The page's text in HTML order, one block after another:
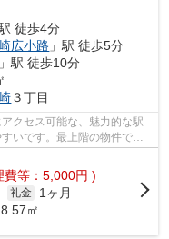
徒歩4分
広小路 」駅 徒歩5分
」駅 徒歩10分
３丁目
クセス可能な、魅力的な駅
いです。最上階の物件で
費等：5,000円 )
礼金
1ヶ月
㎡